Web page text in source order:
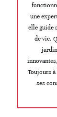
une
elle guide
de vie.
Toujours à
ses